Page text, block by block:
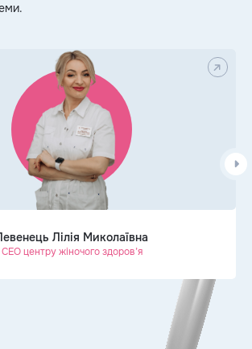
Лілія Миколаївна
CEO центру жіночого здоров’я